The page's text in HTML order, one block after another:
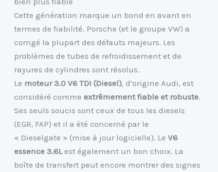
Cette génération marque un bond en avant en
termes de fiabilité. Porsche (et le groupe VW) a
corrigé la plupart des défauts majeurs. Les
problèmes de tubes de refroidissement et de
rayures de cylindres sont résolus.
Le moteur 3.0 V6 TDI (Diesel), d’origine Audi, est
considéré commeextrêmement fiable et robuste.
Ses seuls soucis sont ceux de tous les diesels
(EGR, FAP) et il a été concerné par le
« Dieselgate » (mise à jour logicielle). LeV6
essence 3.6Lest également un bon choix. La
boîte de transfert peut encore montrer des signes